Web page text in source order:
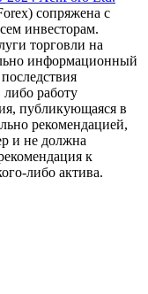
сопряжена с
инвесторам.
торговли на
информационный
работу
публикующаяся в
рекомендацией,
и не должна
к
либо актива.